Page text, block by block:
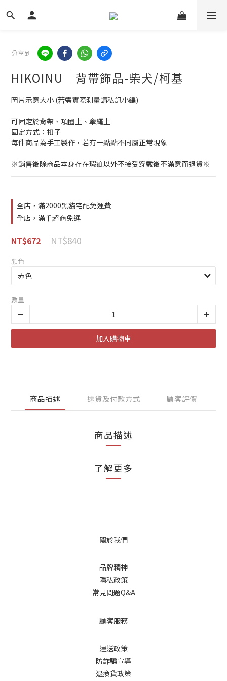
分享到
HIKOINU｜背帶飾品-柴犬/柯基
圖片示意大小 (若需實際測量請私訊小編)
可固定於背帶、項圈上、牽繩上
固定方式：扣子
每件商品為手工製作，若有一點點不同屬正常現象
※銷售後除商品本身存在瑕疵以外不接受穿戴後不滿意而退貨※
全店，滿2000黑貓宅配免運費
全店，滿千超商免運
NT$672 NT$840
顏色
數量
加入購物車
商品描述 送貨及付款方式 顧客評價
商品描述
了解更多
關於我們
品牌精神
隱私政策
常見問題Q&A
顧客服務
運送政策
防詐騙宣導
退換貨政策